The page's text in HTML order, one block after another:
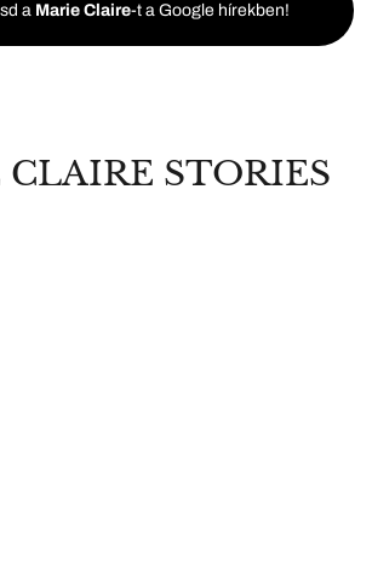
a Marie Claire-t a Google hírekben!
STORIES